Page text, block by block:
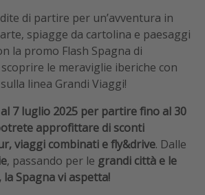
di partire per un’avventura in
spiagge da cartolina e paesaggi
la promo Flash Spagna di
le meraviglie iberiche con
linea Grandi Viaggi!
7 luglio 2025 per partire fino al 30
approfittare di sconti
viaggi combinati e fly&drive. Dalle
, passando per le grandi città e le
Spagna vi aspetta!